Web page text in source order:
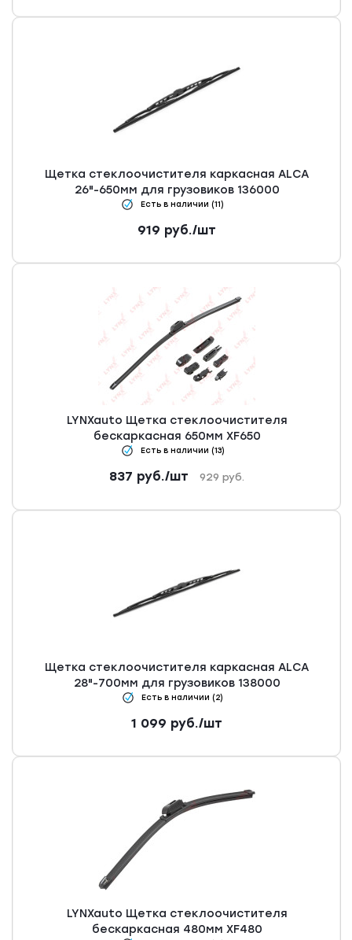
Щетка стеклоочистителя каркасная ALCA
26"-650мм для грузовиков 136000
Есть в наличии (11)
919 руб./шт
LYNXauto Щетка стеклоочистителя
бескаркасная 650мм XF650
Есть в наличии (13)
837 руб./шт 929 руб.
Щетка стеклоочистителя каркасная ALCA
28"-700мм для грузовиков 138000
Есть в наличии (2)
1 099 руб./шт
LYNXauto Щетка стеклоочистителя
бескаркасная 480мм XF480